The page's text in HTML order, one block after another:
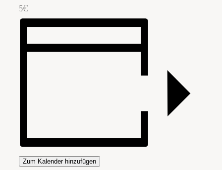
5€
Zum Kalender hinzufügen